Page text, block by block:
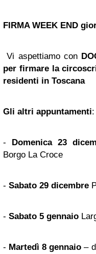
FIRMA WEEK END
Vi aspettiamo con
per firmare la
residenti in Toscana
Gli altri appuntamenti:
- Domenica 23
Borgo La Croce
- Sabato 29 dicembre
- Sabato 5 gennaio
- Martedì 8 gennaio –